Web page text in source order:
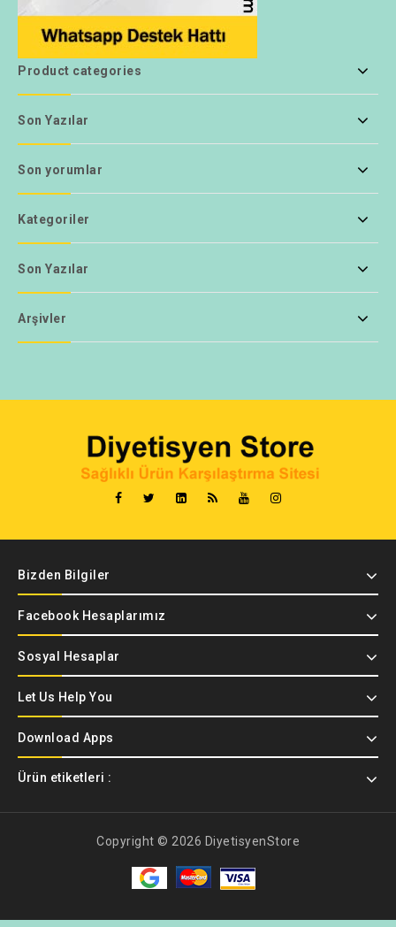
Product categories
Son Yazılar
Son yorumlar
Kategoriler
Son Yazılar
Arşivler
Bizden Bilgiler
Facebook Hesaplarımız
Sosyal Hesaplar
Let Us Help You
Download Apps
Ürün etiketleri :
Copyright © 2026 DiyetisyenStore